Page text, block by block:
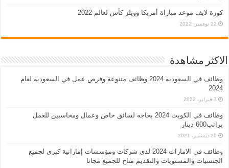
كورة لايف موعد مباراة أمريكا وويلز كأس لعالم 2022
22 نوفمبر، 2022
الاكثر مشاهدة
وظائف في السعودية 2024 وظائف متنوعة وفرص عمل في السعودية لعام
2024
7 فبراير، 2022
وظائف في الكويت 2024 بحاجه لسائق خاص وعمال ومحاسبين للعمل
براتب600 دينار
20 ديسمبر، 2021
وظائف في الامارات 2024 لدى شركات ومؤسسات إماراتية كبرى لجميع
الجنسيات والمستويات والتقديم متاح للجميع مجانا